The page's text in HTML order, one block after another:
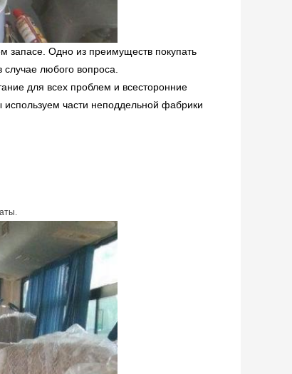
запасе. Одно из преимуществ покупать
случае любого вопроса.
для всех проблем и всесторонние
части неподдельной фабрики